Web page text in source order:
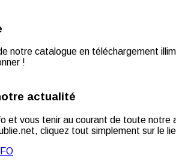
notre catalogue en téléchargement
!
actualité
et vous tenir au courant de toute
cliquez tout simplement sur le